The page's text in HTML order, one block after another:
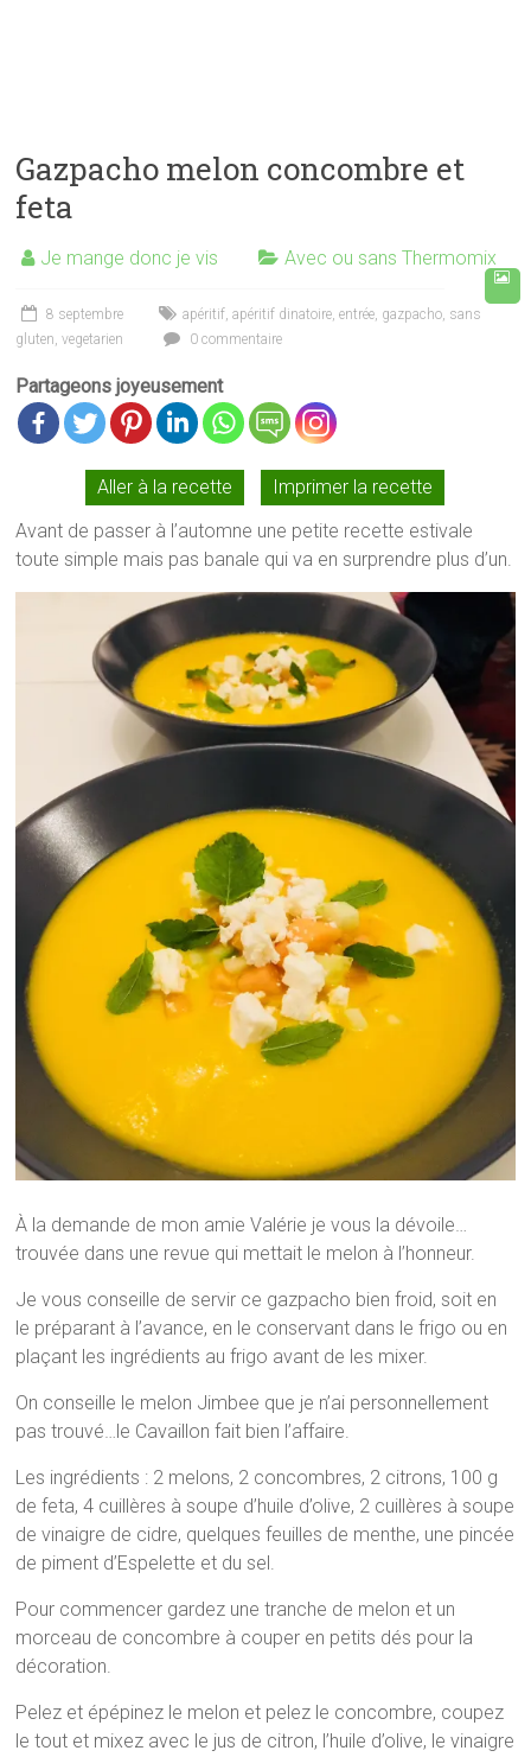
Gazpacho melon concombre et
feta
Je mange donc je vis Avec ou sans Thermomix
8 septembre apéritif,apéritif dinatoire,entrée, gazpacho, sans
gluten,vegetarien 0 commentaire
Partageons joyeusement
Aller à la recette
Imprimer la recette
Avant de passer à l’automne une petite recette estivale
toute simple mais pas banale qui va en surprendre plus d’un.
À la demande de mon amie Valérie je vous la dévoile…
trouvée dans une revue qui mettait le melon à l’honneur.
Je vous conseille de servir ce gazpacho bien froid, soit en
le préparant à l’avance, en le conservant dans le frigo ou en
plaçant les ingrédients au frigo avant de les mixer.
On conseille le melon Jimbee que je n’ai personnellement
pas trouvé…le Cavaillon fait bien l’affaire.
Les ingrédients : 2 melons, 2 concombres, 2 citrons, 100 g
de feta, 4 cuillères à soupe d’huile d’olive, 2 cuillères à soupe
de vinaigre de cidre, quelques feuilles de menthe, une pincée
de piment d’Espelette et du sel.
Pour commencer gardez une tranche de melon et un
morceau de concombre à couper en petits dés pour la
décoration.
Pelez et épépinez le melon et pelez le concombre, coupez
le tout et mixez avec le jus de citron, l’huile d’olive, le vinaigre